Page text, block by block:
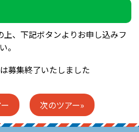
上、下記ボタンよりお申し込みフ
。
募集終了いたしました
次のツアー»